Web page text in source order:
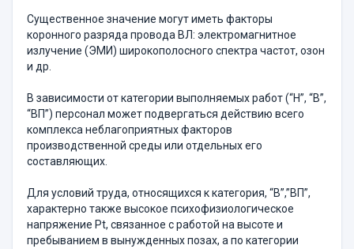
Существенное значение могут иметь факторы
коронного разряда провода ВЛ: электромагнитное
излучение (ЭМИ) широкополосного спектра частот, озон
и др.
В зависимости от категории выполняемых работ (“Н”, “В”,
“ВП”) персонал может подвергаться действию всего
комплекса неблагоприятных факторов
производственной среды или отдельных его
составляющих.
Для условий труда, относящихся к категория, “В”,”ВП”,
характерно также высокое психофизиологическое
напряжение Pt, связанное с работой на высоте и
пребыванием в вынужденных позах, а по категории